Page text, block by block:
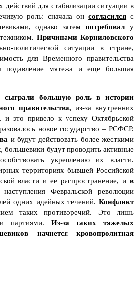
действий для стабилизации ситуации в
роль: сначала онсогласился с
однако затемпотребовал у
Причинами Корниловского
политической ситуации в стране,
для Временного правительства
подавление мятежа и еще большая
сыграли большую роль в истории
правительства, из-за внутренних
и это привело к успеху Октябрьской
новое государство – РСФСР.
и будут действовать более жесткими
большевики будут проводить активные
укреплению их власти.
территориях бывшей Российской
власти и ее распространение, ив
Февральской революции
одних идейных течений. Конфликт
таких противоречий. Это лишь
партиями. Из-за таких тяжелых
начнется кровопролитная